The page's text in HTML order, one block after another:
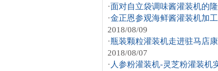
·面对自立袋调味酱灌装机的
·金正恩参观海鲜酱灌装机加
2018/08/09
·瓶装颗粒灌装机走进驻马店
2018/08/07
· 人参粉灌装机-灵芝粉灌装机